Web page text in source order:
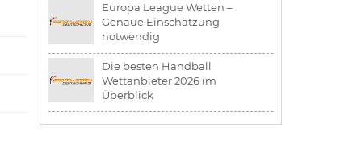
Europa League Wetten –
Genaue Einschätzung
notwendig
Die besten Handball
Wettanbieter 2026 im
Überblick